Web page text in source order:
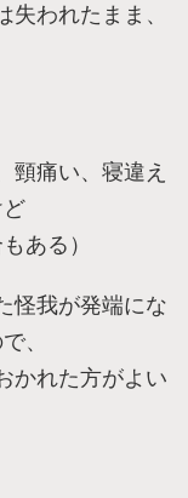
われたまま、
痛い、寝違え
ある）
怪我が発端にな
、
かれた方がよい